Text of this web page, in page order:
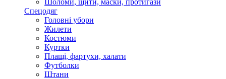
Шоломи, щити, маски, протигази
Спецодяг
Головні убори
Жилети
Костюми
Куртки
Плащі, фартухи, халати
Футболки
Штани